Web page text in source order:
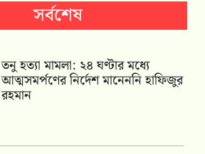
সর্বশেষ
তনু হত্যা মামলা: ২৪ ঘণ্টার মধ্যে
আত্মসমর্পণের নির্দেশ মানেননি হাফিজুর
রহমান